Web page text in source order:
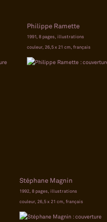
Philippe Ramette
1991, 8 pages, illustrations
couleur, 26,5 x 21 cm, français
Stéphane Magnin
1992, 8 pages, illustrations
couleur, 26,5 x 21 cm, français